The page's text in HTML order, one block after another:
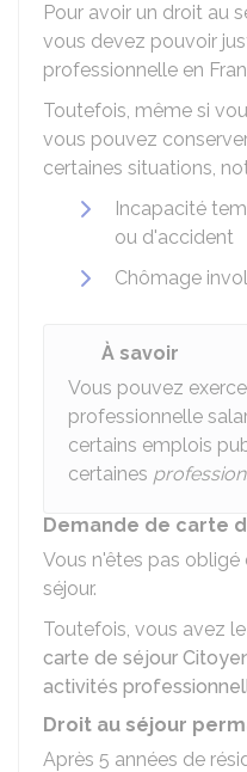
Pour avoir un droit au
vous devez pouvoir
professionnelle en
Toutefois, même si
vous pouvez
certaines situations,
Incapacité
ou d'accident
Chômage
À savoir
Vous pouvez
professionnelle
certains emplois
certaines
Demande de carte
Vous n'êtes pas
séjour.
Toutefois, vous avez
carte de séjour
activités
Droit au séjour
Après 5 années de